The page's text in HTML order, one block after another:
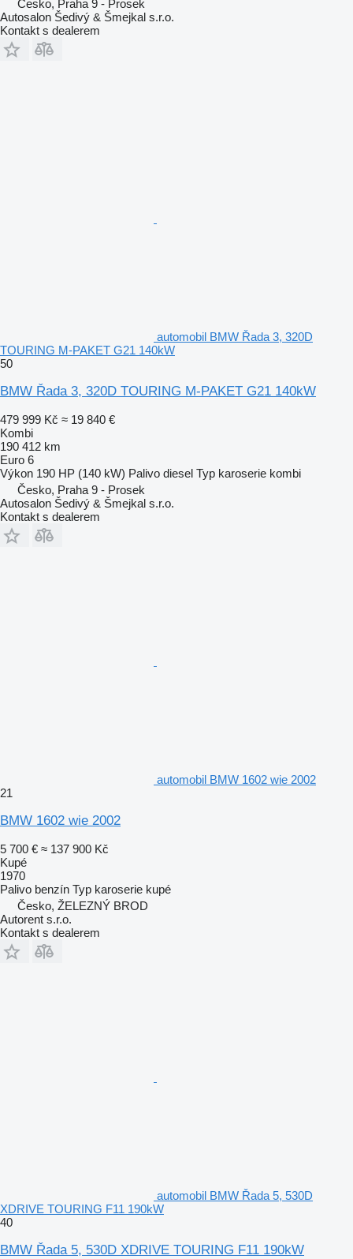
Česko, Praha 9 - Prosek
Autosalon Šedivý & Šmejkal s.r.o.
Kontakt s dealerem
automobil BMW Řada 3, 320D
TOURING M-PAKET G21 140kW
50
BMW Řada 3, 320D TOURING M-PAKET G21 140kW
479 999 Kč ≈ 19 840 €
Kombi
190 412 km
Euro 6
Výkon 190 HP (140 kW) Palivo diesel Typ karoserie kombi
Česko, Praha 9 - Prosek
Autosalon Šedivý & Šmejkal s.r.o.
Kontakt s dealerem
automobil BMW 1602 wie 2002
21
BMW 1602 wie 2002
5 700 € ≈ 137 900 Kč
Kupé
1970
Palivo benzín Typ karoserie kupé
Česko, ŽELEZNÝ BROD
Autorent s.r.o.
Kontakt s dealerem
automobil BMW Řada 5, 530D
XDRIVE TOURING F11 190kW
40
BMW Řada 5, 530D XDRIVE TOURING F11 190kW